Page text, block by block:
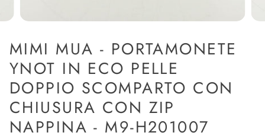
MIMI MUA - PORTAMONETE
YNOT IN ECO PELLE
DOPPIO SCOMPARTO CON
CHIUSURA CON ZIP
NAPPINA - M9-H201007